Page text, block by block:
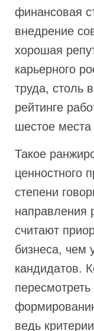
финансовая
внедрение
хорошая
карьерного
труда, столь
рейтинге
шестое места
Такое
ценностного
степени
направления
считают
бизнеса, чем
кандидатов.
ведь